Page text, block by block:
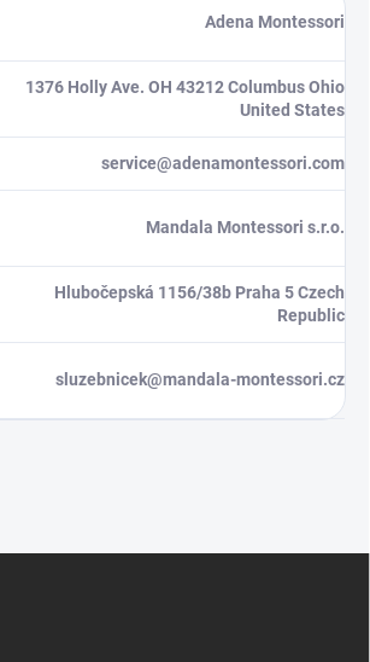
Adena Montessori
1376 Holly Ave. OH 43212 Columbus Ohio
United States
service@adenamontessori.com
Mandala Montessori s.r.o.
Hlubočepská 1156/38b Praha 5 Czech
Republic
sluzebnicek@mandala-montessori.cz